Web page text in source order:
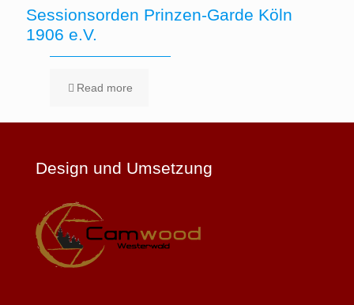
Sessionsorden Prinzen-Garde Köln
1906 e.V.
Read more
Design und Umsetzung